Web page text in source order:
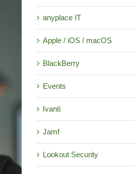
anyplace IT
Apple / iOS / macOS
BlackBerry
Events
Ivanti
Jamf
Lookout Security